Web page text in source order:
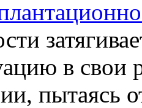
в свои
пытаясь